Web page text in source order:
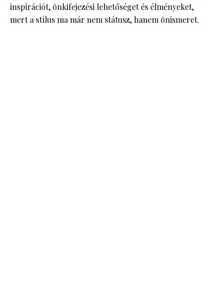
inspirációt, önkifejezési lehetőséget és élményeket,
mert a stílus ma már nem státusz, hanem önismeret.